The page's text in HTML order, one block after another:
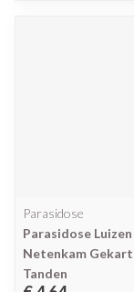
Parasidose
Parasidose Luizen
Netenkam
Tanden